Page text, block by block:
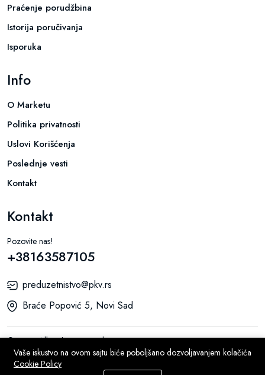
Praćenje porudžbina
Istorija poručivanja
Isporuka
Info
O Marketu
Politika privatnosti
Uslovi Korišćenja
Poslednje vesti
Kontakt
Kontakt
Pozovite nas!
+38163587105
preduzetnistvo@pkv.rs
Braće Popović 5, Novi Sad
© 2026 All Rights Reserved.
Vaše iskustvo na ovom sajtu biće poboljšano dozvoljavanjem kolačića
Cookie Policy